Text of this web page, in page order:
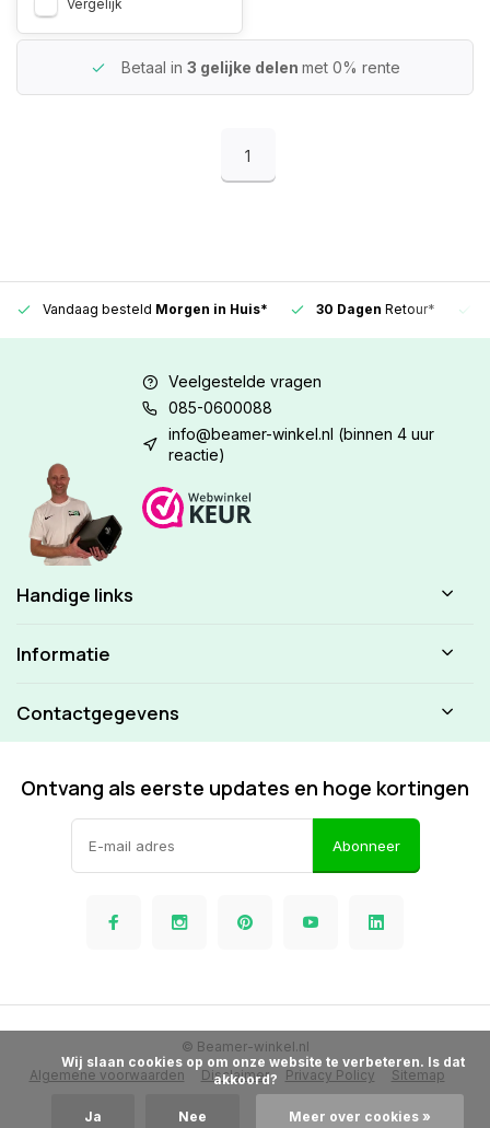
Vergelijk
Betaal in 3 gelijke delen met 0% rente
1
Vandaag besteld Morgen in Huis* 30 Dagen Retour*
Veelgestelde vragen
085-0600088
info@beamer-winkel.nl (binnen 4 uur
reactie)
Handige links
Informatie
Contactgegevens
Ontvang als eerste updates en hoge kortingen
Abonneer
Algemene voorwaarden Disclaimer Privacy Policy Sitemap
© Beamer-winkel.nl
akkoord?
Ja Nee Meer over cookies »